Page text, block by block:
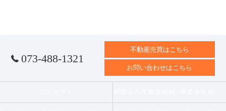
073-488-1321
不動産売買はこちら
お問い合わせはこちら